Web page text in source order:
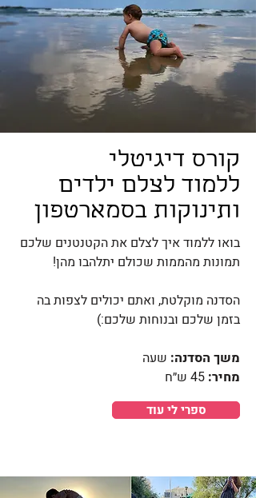
קורס דיגיטלי
ללמוד לצלם ילדים
ותינוקות בסמארטפון
בואו ללמוד איך לצלם את הקטנטנים שלכם
תמונות מהממות שכולם יתלהבו מהן!
הסדנה מוקלטת, ואתם יכולים לצפות בה
בזמן שלכם ובנוחות שלכם:)
משך הסדנה: שעה
מחיר:
ספרי לי עוד